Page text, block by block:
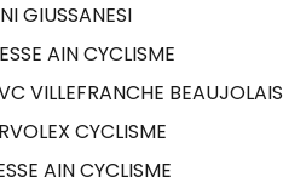
GIUSSANESI
AIN CYCLISME
VILLEFRANCHE BEAUJOLAIS
CYCLISME
AIN CYCLISME